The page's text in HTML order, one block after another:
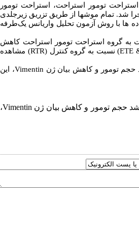
ورزش تومور ورزش، استراحت تومور استراحت، استراحت تومور
تومور، تمرین تناوبی اجرا شد. تمام موش‏‏ها از طریق تزریق زیرجلدی
ها با روش آزمون‏ تحلیل واریانس یک‌طرفه
به گروه استراحت تومور استراحت کاهش
ETE) نسبت به گروه کنترل (RTR) مشاهده
تومور و کاهش بیان ژن Vimentin،
این
حجم تومور و کاهش بیان ژن Vimentin،